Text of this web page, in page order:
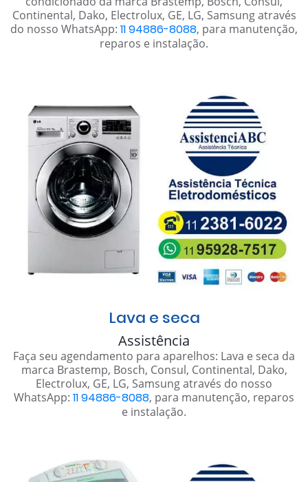
Continental, Dako, Electrolux, GE, LG, Samsung através
do nosso WhatsApp: 11 94886-8088, para manutenção,
reparos e instalação.
Lava e seca
Assistência
Faça seu agendamento para aparelhos: Lava e seca da
marca Brastemp, Bosch, Consul, Continental, Dako,
Electrolux, GE, LG, Samsung através do nosso
WhatsApp: 11 94886-8088, para manutenção, reparos
e instalação.